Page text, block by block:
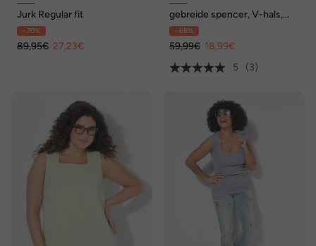
Jurk Regular fit
- 70%
89,95€ 27,23€
gebreide spencer, V-hals,
mouwloos, biologisch katoen
- 68%
59,99€ 18,99€
5
(3)